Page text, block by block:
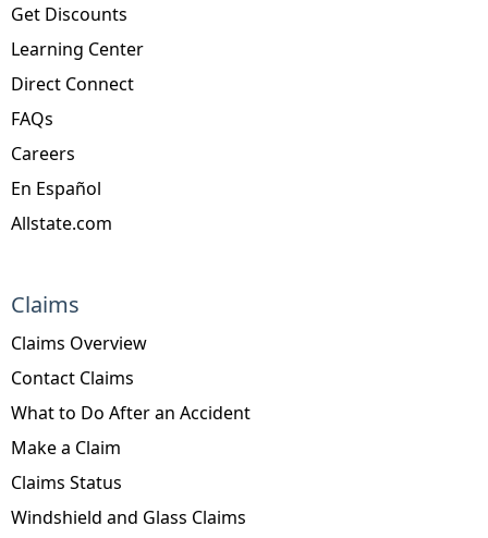
Get Discounts
Learning Center
Direct Connect
FAQs
Careers
En Español
Allstate.com
Claims
Claims Overview
Contact Claims
What to Do After an Accident
Make a Claim
Claims Status
Windshield and Glass Claims